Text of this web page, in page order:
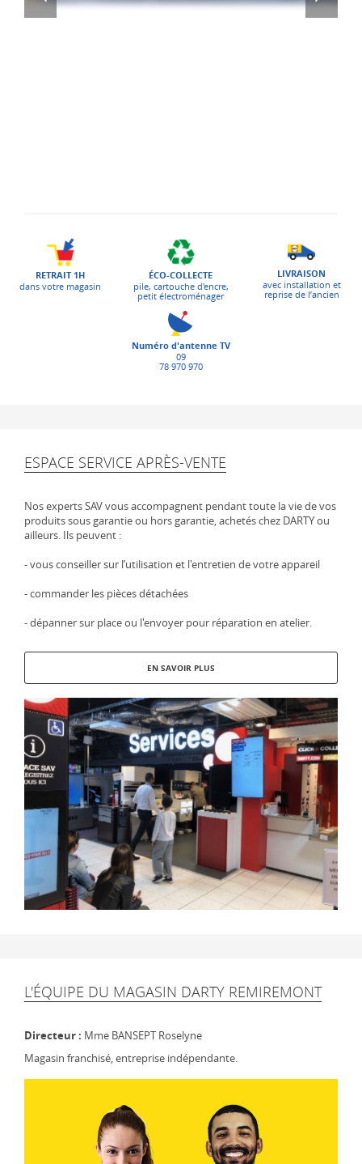
RETRAIT 1H
dans votre magasin
ÉCO-COLLECTE
pile, cartouche d'encre,
petit électroménager
LIVRAISON
avec installation et
reprise de l’ancien
Numéro d'antenne TV
09
78 970 970
ESPACE SERVICE APRÈS-VENTE
Nos experts SAV vous accompagnent pendant toute la vie de vos
produits sous garantie ou hors garantie, achetés chez DARTY ou
ailleurs. Ils peuvent :
- vous conseiller sur l’utilisation et l'entretien de votre appareil
- commander les pièces détachées
- dépanner sur place ou l'envoyer pour réparation en atelier.
EN SAVOIR PLUS
L'ÉQUIPE DU MAGASIN DARTY REMIREMONT
Directeur : Mme BANSEPT Roselyne
Magasin franchisé, entreprise indépendante.